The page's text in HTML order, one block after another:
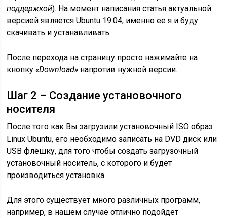
поддержкой). На момент написания статья актуальной
версией является Ubuntu 19.04, именно ее я и буду
скачивать и устанавливать.
После перехода на страницу просто нажимайте на
кнопку«Download» напротив нужной версии.
Шаг 2 – Создание установочного
носителя
После того как Вы загрузили установочный ISO образ
Linux Ubuntu, его необходимо записать на DVD диск или
USB флешку, для того чтобы создать загрузочный
установочный носитель, с которого и будет
производиться установка.
Для этого существует много различных программ,
например, в нашем случае отлично подойдет